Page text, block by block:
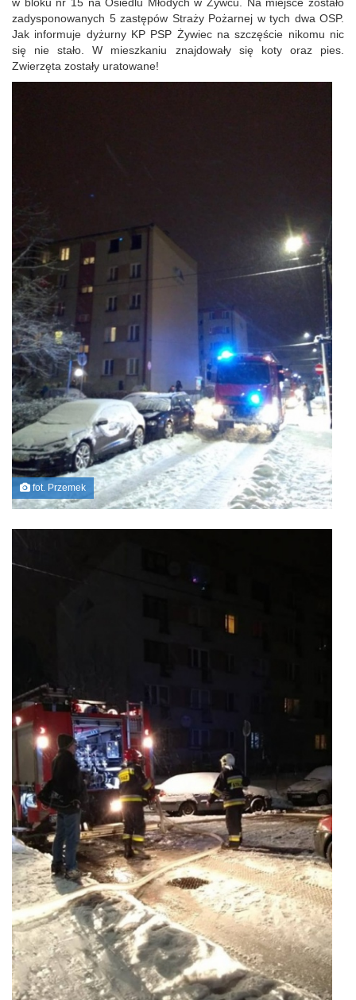
zadysponowanych 5 zastępów Straży Pożarnej w tych dwa OSP.
Jak informuje dyżurny KP PSP Żywiec na szczęście nikomu nic
się nie stało. W mieszkaniu znajdowały się koty oraz pies.
Zwierzęta zostały uratowane!
fot. Przemek